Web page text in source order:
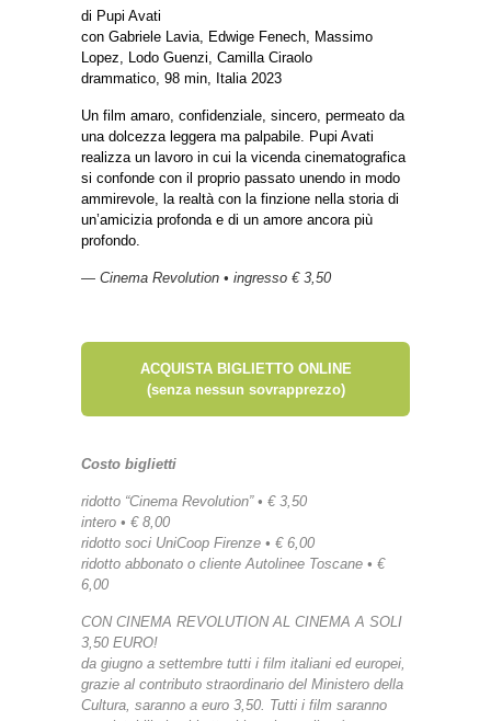
di Pupi Avati
con Gabriele Lavia, Edwige Fenech, Massimo
Lopez, Lodo Guenzi, Camilla Ciraolo
drammatico, 98 min, Italia 2023
Un film amaro, confidenziale, sincero, permeato da
una dolcezza leggera ma palpabile. Pupi Avati
realizza un lavoro in cui la vicenda cinematografica
si confonde con il proprio passato unendo in modo
ammirevole, la realtà con la finzione nella storia di
un’amicizia profonda e di un amore ancora più
profondo.
— Cinema Revolution • ingresso € 3,50
ACQUISTA BIGLIETTO ONLINE
(senza nessun sovrapprezzo)
Costo biglietti
ridotto “Cinema Revolution” • € 3,50
intero • € 8,00
ridotto soci UniCoop Firenze • € 6,00
ridotto abbonato o cliente Autolinee Toscane • €
6,00
CON CINEMA REVOLUTION AL CINEMA A SOLI
3,50 EURO!
da giugno a settembre tutti i film italiani ed europei,
grazie al contributo straordinario del Ministero della
Cultura, saranno a euro 3,50. Tutti i film saranno